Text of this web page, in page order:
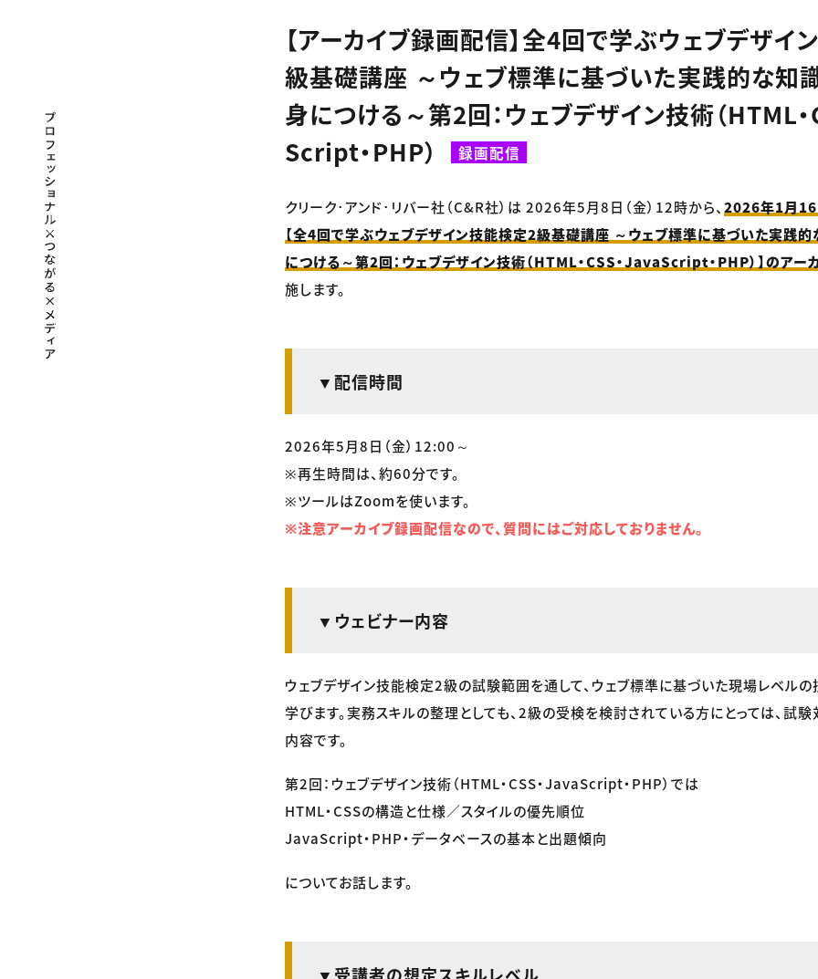
プロフェッショナル×つながる×メディア
【アーカイブ録画配信】全4回で学ぶウェブデザイ
級基礎講座 ～ウェブ標準に基づいた実践的な知
身につける～第2回：ウェブデザイン技術（HTML
Script・PHP）
録画配信
クリーク･アンド･リバー社（C&R社）は 2026年5月8日（金）12時から、 2026年1月16
【全4回で学ぶウェブデザイン技能検定2級基礎講座 ～ウェブ標準に基づいた実践
につける～第2回：ウェブデザイン技術（HTML・CSS・JavaScript・PHP）】のアー
施します。
▼配信時間
2026年5月8日（金）12:00～
※再生時間は、約60分です。
※ツールはZoomを使います。
※注意アーカイブ録画配信なので、質問にはご対応しておりません。
▼ウェビナー内容
ウェブデザイン技能検定2級の試験範囲を通して、ウェブ標準に基づいた現場レベル
学びます。実務スキルの整理としても、2級の受検を検討されている方にとっては、試
内容です。
第2回：ウェブデザイン技術（HTML・CSS・JavaScript・PHP）では
HTML・CSSの構造と仕様／スタイルの優先順位
JavaScript・PHP・データベースの基本と出題傾向
についてお話します。